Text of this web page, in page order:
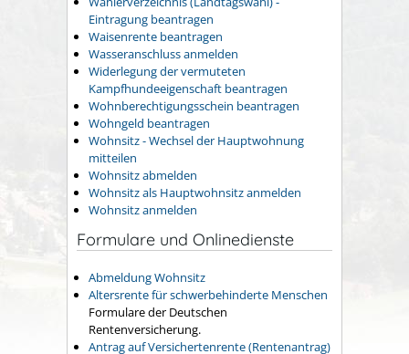
Eintragung beantragen
Waisenrente beantragen
Wasseranschluss anmelden
Widerlegung der vermuteten
Kampfhundeeigenschaft beantragen
Wohnberechtigungsschein beantragen
Wohngeld beantragen
Wohnsitz - Wechsel der Hauptwohnung
mitteilen
Wohnsitz abmelden
Wohnsitz als Hauptwohnsitz anmelden
Wohnsitz anmelden
Formulare und Onlinedienste
Abmeldung Wohnsitz
Altersrente für schwerbehinderte Menschen
Formulare der Deutschen
Rentenversicherung.
Antrag auf Versichertenrente (Rentenantrag)